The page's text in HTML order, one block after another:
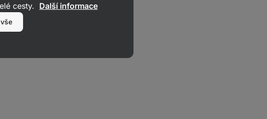
cesty. Další informace